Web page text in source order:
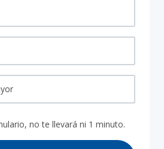
no te llevará ni 1 minuto.